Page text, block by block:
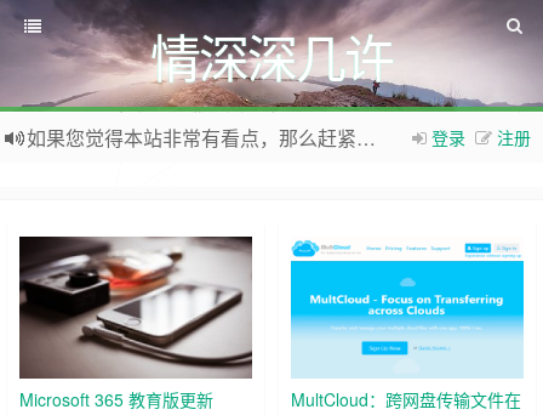
情深深几许
登录 注册
如果您觉得本站非常有看点，那么赶紧使用Ctrl+D 收藏本网站吧
欢迎访问情深深几许的博客网站，这里有免费网络资源信息，WordPress教程，Python、MySQL教程
Microsoft 365 教育版更新
MultCloud：跨网盘传输文件在